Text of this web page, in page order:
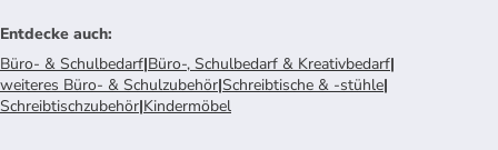
Entdecke auch:
Büro- & Schulbedarf|Büro-, Schulbedarf & Kreativbedarf|
weiteres Büro- & Schulzubehör|Schreibtische & -stühle|
Schreibtischzubehör|Kindermöbel